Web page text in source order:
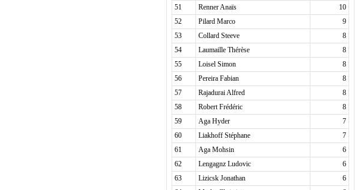
51
Renner Anaïs
10
52
Pilard Marco
9
53
Collard Steeve
8
54
Laumaille Thérèse
8
55
Loisel Simon
8
56
Pereira Fabian
8
57
Rajadurai Alfred
8
58
Robert Frédéric
8
59
Aga Hyder
7
60
Liakhoff Stéphane
7
61
Aga Mohsin
6
62
Lengagnz Ludovic
6
63
Lizicsk Jonathan
6